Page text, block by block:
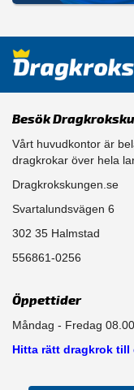
Besök
Vårt huvudkontor är
dragkrokar över hela
Dragkrokskungen.se
Svartalundsvägen 6
302 35 Halmstad
556861-0256
Öppettider
Måndag - Fredag
Hitta rätt dragkrok till